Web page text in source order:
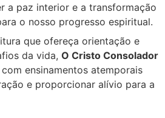
a paz interior e a transformação
o nosso progresso espiritual.
que ofereça orientação e
da vida, O Cristo Consolador
ensinamentos atemporais
e proporcionar alívio para a